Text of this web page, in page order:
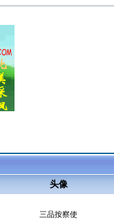
头像
三品按察使